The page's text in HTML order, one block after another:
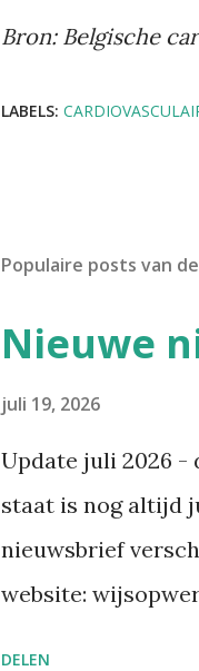
Bron: Belgische
LABELS:
Populaire posts van
Nieuwe
juli 19, 2026
Update juli 2026 -
staat is nog altijd
nieuwsbrief
website:
DELEN